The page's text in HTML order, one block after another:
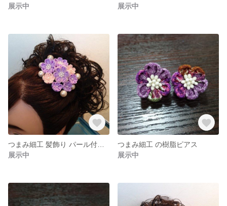
展示中
展示中
展示中
つまみ細工 の樹脂ピアス
展示中